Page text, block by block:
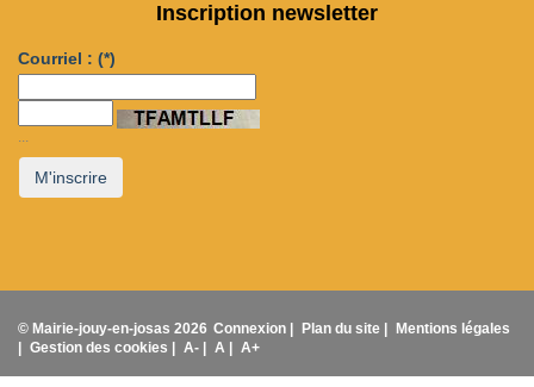
Inscription newsletter
Courriel : (*)
...
M'inscrire
© Mairie-jouy-en-josas 2026 Connexion | Plan du site |
Mentions légales
Gestion des cookies | A- | A | A+